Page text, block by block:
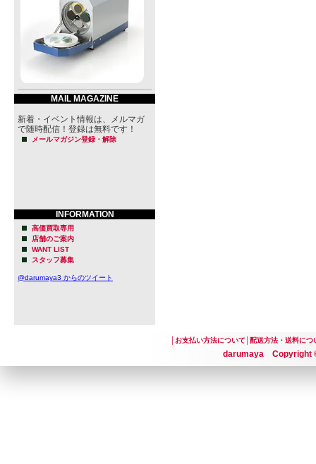
MAIL MAGAZINE
新着・イベント情報は、メルマガ
で随時配信！登録は無料です！
メールマガジン登録・解除
INFORMATION
高価買取専用
店舗のご案内
WANT LIST
スタッフ募集
@darumaya3 からのツイート
お支払い方法について│ 配送方法・送料につ
darumaya Copyright